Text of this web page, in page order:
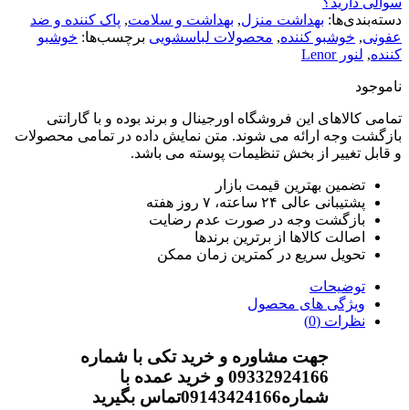
دسته‌بندی‌ها: بهداشت منزل, بهداشت و سلامت, پاک کننده و ضد
عفونی, خوشبو کننده, محصولات لباسشویی برچسب‌ها: خوشبو
کننده, لنور Lenor
ناموجود
تمامی کالاهای این فروشگاه اورجینال و برند بوده و با گارانتی
بازگشت وجه ارائه می شوند. متن نمایش داده در تمامی محصولات
و قابل تغییر از بخش تنظیمات پوسته می باشد.
تضمین بهترین قیمت بازار
پشتیبانی عالی ۲۴ ساعته، ۷ روز هفته
بازگشت وجه در صورت عدم رضایت
اصالت کالاها از برترین برندها
تحویل سریع در کمترین زمان ممکن
توضیحات
ویژگی های محصول
نظرات (0)
جهت مشاوره و خرید تکی با شماره
09332924166 و خرید عمده با
شماره09143424166تماس بگیرید